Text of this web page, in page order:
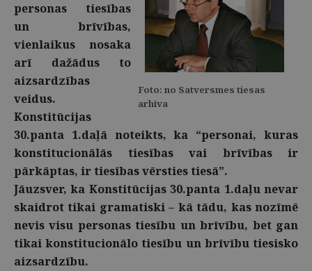
Foto: no Satversmes tiesas
arhīva
personas tiesības
un brīvības,
vienlaikus nosaka
arī dažādus to
aizsardzības
veidus.
Konstitūcijas
30.panta 1.daļā noteikts, ka “personai, kuras
konstitucionālās tiesības vai brīvības ir
pārkāptas, ir tiesības vērsties tiesā”.
Jāuzsver, ka Konstitūcijas 30.panta 1.daļu nevar
skaidrot tikai gramatiski – kā tādu, kas nozīmē
nevis visu personas tiesību un brīvību, bet gan
tikai konstitucionālo tiesību un brīvību tiesisko
aizsardzību.